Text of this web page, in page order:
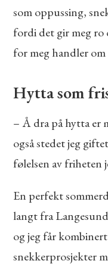
som oppussing,
fordi det gir meg ro
for meg handler
Hytta som
– Å dra på hytta er
også stedet jeg
følelsen av friheten
En perfekt
langt fra
og jeg får
snekkerprosjekter